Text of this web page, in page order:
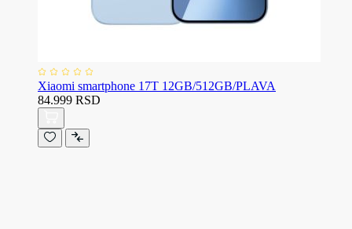
Xiaomi smartphone 17T 12GB/512GB/PLAVA
84.999 RSD